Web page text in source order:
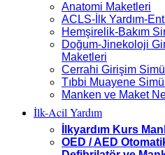
Anatomi Maketleri
ACLS-İlk Yardım-
Hemşirelik-Bakım
Doğum-Jinekoloji
Maketleri
Cerrahi Girişim
Tıbbi Muayene
Manken ve Maket
İlk-Acil Yardım
İlkyardım Kurs
OED / AED